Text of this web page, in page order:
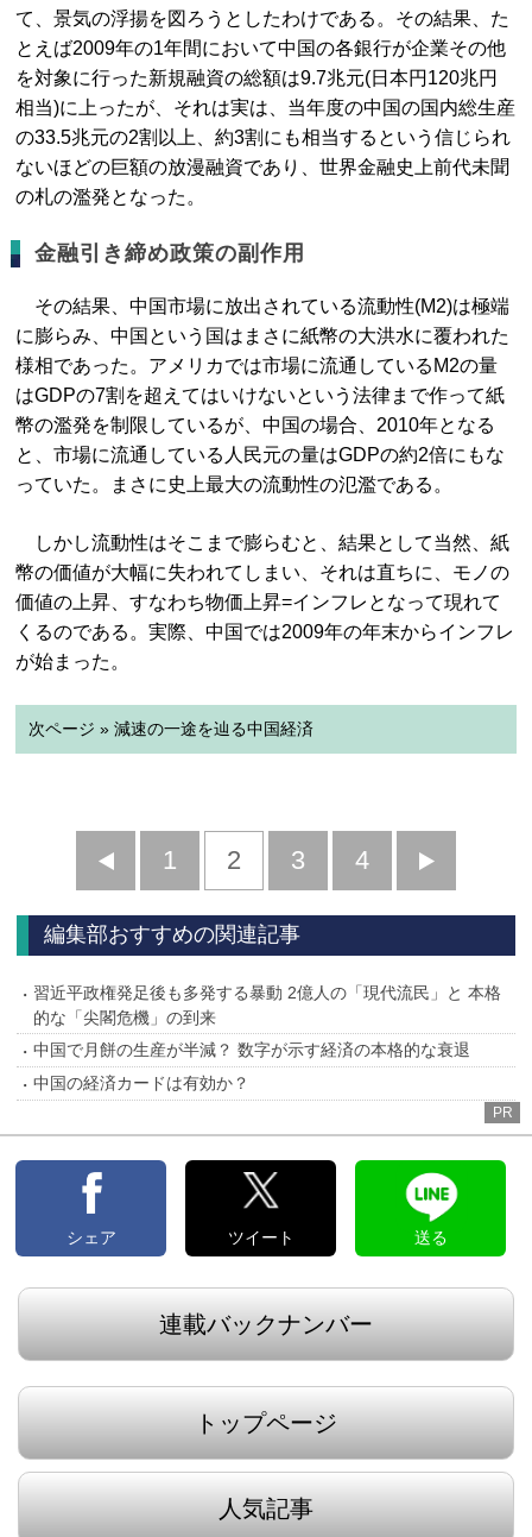
て、景気の浮揚を図ろうとしたわけである。その結果、た
とえば2009年の1年間において中国の各銀行が企業その他
を対象に行った新規融資の総額は9.7兆元(日本円120兆円
相当)に上ったが、それは実は、当年度の中国の国内総生産
の33.5兆元の2割以上、約3割にも相当するという信じられ
ないほどの巨額の放漫融資であり、世界金融史上前代未聞
の札の濫発となった。
金融引き締め政策の副作用
その結果、中国市場に放出されている流動性(M2)は極端
に膨らみ、中国という国はまさに紙幣の大洪水に覆われた
様相であった。アメリカでは市場に流通しているM2の量
はGDPの7割を超えてはいけないという法律まで作って紙
幣の濫発を制限しているが、中国の場合、2010年となる
と、市場に流通している人民元の量はGDPの約2倍にもな
っていた。まさに史上最大の流動性の氾濫である。
しかし流動性はそこまで膨らむと、結果として当然、紙
幣の価値が大幅に失われてしまい、それは直ちに、モノの
価値の上昇、すなわち物価上昇=インフレとなって現れて
くるのである。実際、中国では2009年の年末からインフレ
が始まった。
次ページ » 減速の一途を辿る中国経済
前
へ
1 2 3 4
へ
編集部おすすめの関連記事
習近平政権発足後も多発する暴動 2億人の「現代流民」と 本格
的な「尖閣危機」の到来
中国で月餅の生産が半減？ 数字が示す経済の本格的な衰退
中国の経済カードは有効か？
PR
シェア ツイート 送る
連載バックナンバー
トップページ
人気記事